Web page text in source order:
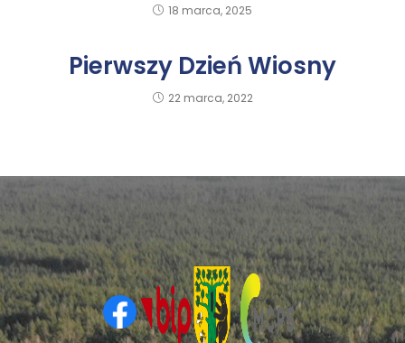
18 marca, 2025
Pierwszy Dzień Wiosny
22 marca, 2022